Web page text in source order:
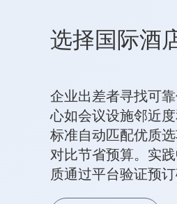
选择国际酒
企业出差者寻找可
心如会议设施邻近
标准自动匹配优质
对比节省预算。实
质通过平台验证预订